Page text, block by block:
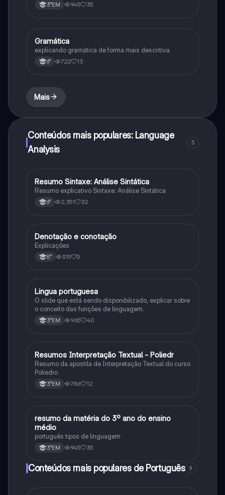
3°EM 945 35
Português
Gramática
explicando gramática de forma mais descritiva
6° 722 13
Mais
Conteúdos mais populares: Language
Analysis
5
Português
Resumo Sintaxe: Análise Sintática
Resumo explicativo Sintaxe: Análise Sintática
6° 2,351 32
Português
Denotação e conotação
Explicações
8° 315 5
Português
Lingua portuguesa
O slide que está sendo disponibilizado, explicar sobre
o conceito das funções de linguagem.
3°EM 965 40
Português
Resumos Interpretação Textual - Poliedr
Resumo da apostila de Interpretação Textual do curso
Poliedro
3°EM 786 12
Português
resumo da matéria do 3º ano do ensino
médio
português tipos de linguagem
3°EM 945 35
Conteúdos mais populares de Português 9